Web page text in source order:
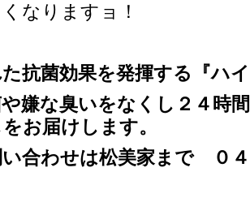
なりますョ！
抗菌効果を発揮する『ハ
や嫌な臭いをなくし２４
お届けします。
い合わせは松美家まで ０